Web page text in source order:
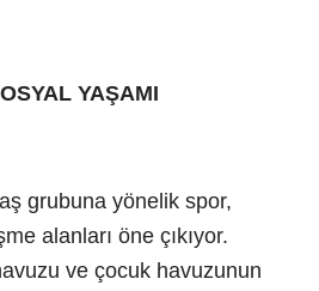
YAŞAMI
grubuna yönelik spor,
alanları öne çıkıyor.
ve çocuk havuzunun